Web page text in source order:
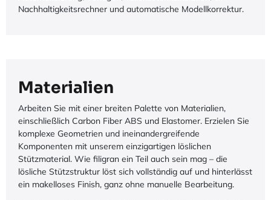
Nachhaltigkeitsrechner und automatische Modellkorrektur.
Materialien
Arbeiten Sie mit einer breiten Palette von Materialien,
einschließlich Carbon Fiber ABS und Elastomer. Erzielen Sie
komplexe Geometrien und ineinandergreifende
Komponenten mit unserem einzigartigen löslichen
Stützmaterial. Wie filigran ein Teil auch sein mag – die
lösliche Stützstruktur löst sich vollständig auf und hinterlässt
ein makelloses Finish, ganz ohne manuelle Bearbeitung.